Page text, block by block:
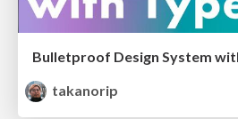
Bulletproof Design System
takanorip